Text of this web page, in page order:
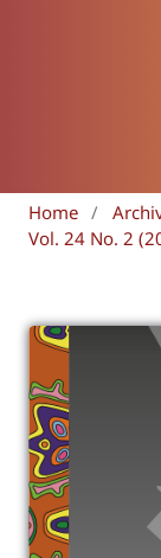
Home /
Vol. 24 No. 2